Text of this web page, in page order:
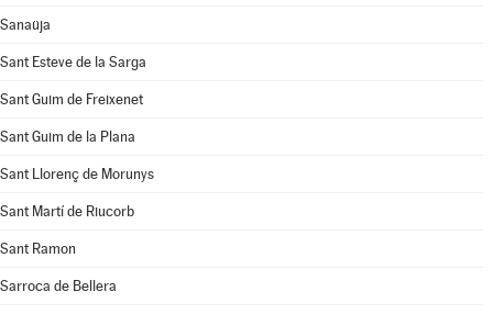
Sanaüja
Sant Esteve de la Sarga
Sant Guim de Freixenet
Sant Guim de la Plana
Sant Llorenç de Morunys
Sant Martí de Riucorb
Sant Ramon
Sarroca de Bellera